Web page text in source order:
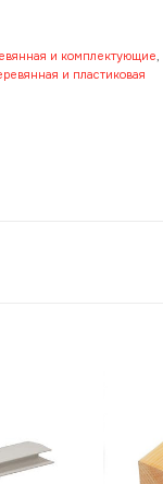
и комплектующие,
и пластиковая